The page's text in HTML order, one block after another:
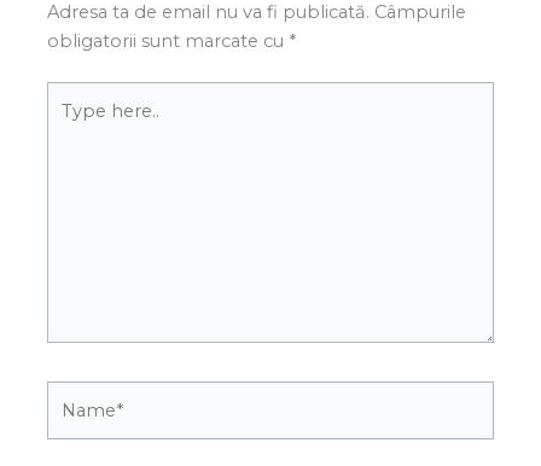
Adresa ta de email nu va fi publicată. Câmpurile
obligatorii sunt marcate cu *
here..